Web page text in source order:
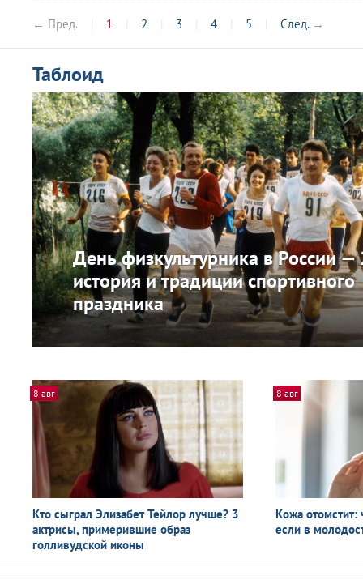
← Пред. 1 2 3 4 5 След.→
Таблоид
День физкультурника в России
история и традиции спортивного
праздника
8 авг
Кто сыграл Элизабет Тейлор лучше? 3
актрисы, примерившие образ
голливудской иконы
8 авг
Кожа отомстит:
если в